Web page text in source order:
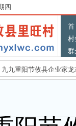
四
村
群
九重阳节攸县企业家